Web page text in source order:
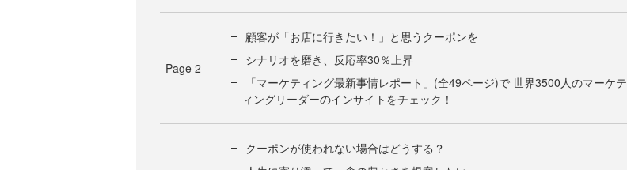
Page 2
顧客が「お店に行きたい！」と思うクーポンを
シナリオを磨き、反応率30％上昇
「マーケティング最新事情レポート」(全49ページ)で 世界3500人のマーケテ
ィングリーダーのインサイトをチェック！
クーポンが使われない場合はどうする？